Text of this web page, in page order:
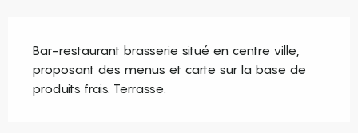
Bar-restaurant brasserie situé en centre ville,
proposant des menus et carte sur la base de
produits frais. Terrasse.